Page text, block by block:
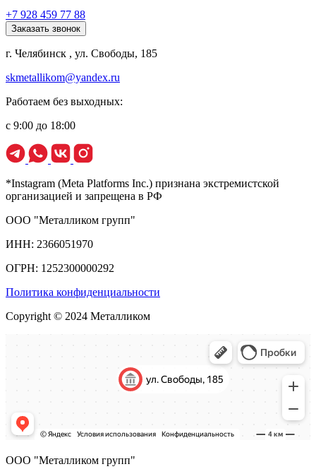
+7 928 459 77 88
Заказать звонок
г. Челябинск , ул. Свободы, 185
skmetallikom@yandex.ru
Работаем без выходных:
с 9:00 до 18:00
*Instagram (Meta Platforms Inc.) признана экстремистской
организацией и запрещена в РФ
ООО "Металликом групп"
ИНН: 2366051970
ОГРН: 1252300000292
Политика конфиденциальности
Copyright © 2024 Металликом
ООО "Металликом групп"